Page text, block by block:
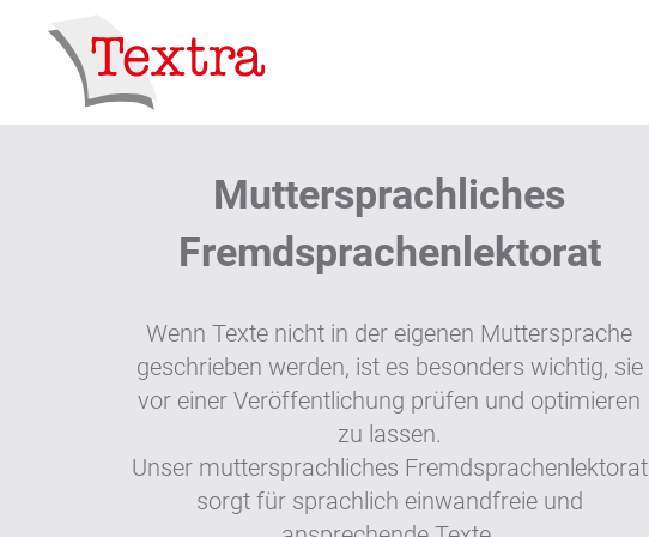
FACHÜBERSETZUNGEN
Muttersprachliches
Fremdsprachenlektorat
Wenn Texte nicht in der eigenen Muttersprache
geschrieben werden, ist es besonders wichtig, sie
vor einer Veröffentlichung prüfen und optimieren
zu lassen.
Unser muttersprachliches Fremdsprachenlektorat
sorgt für sprachlich einwandfreie und